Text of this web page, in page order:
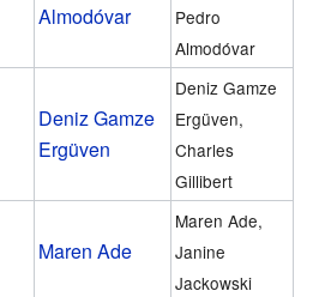
Almodóvar
Pedro
Almodóvar
Deniz Gamze
Ergüven
Deniz Gamze
Ergüven,
Charles
Gillibert
Maren Ade
Maren Ade,
Janine
Jackowski